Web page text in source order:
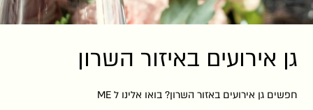
גן אירועים באיזור השרון
חפשים גן אירועים באזור השרון? בואו אלינו ל ME